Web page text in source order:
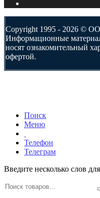
Copyright 1995 - 2026 ©
Информационные
носят ознакомительный
офертой.
Поиск
Меню
Телефон
Телеграм
Введите несколько слов